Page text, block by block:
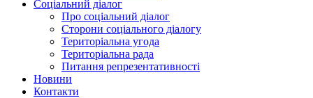
Соціальний діалог
Про соціальний діалог
Сторони соціального діалогу
Територіальна угода
Територіальна рада
Питання репрезентативності
Новини
Контакти